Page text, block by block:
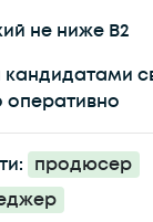
не ниже B2
продюсер